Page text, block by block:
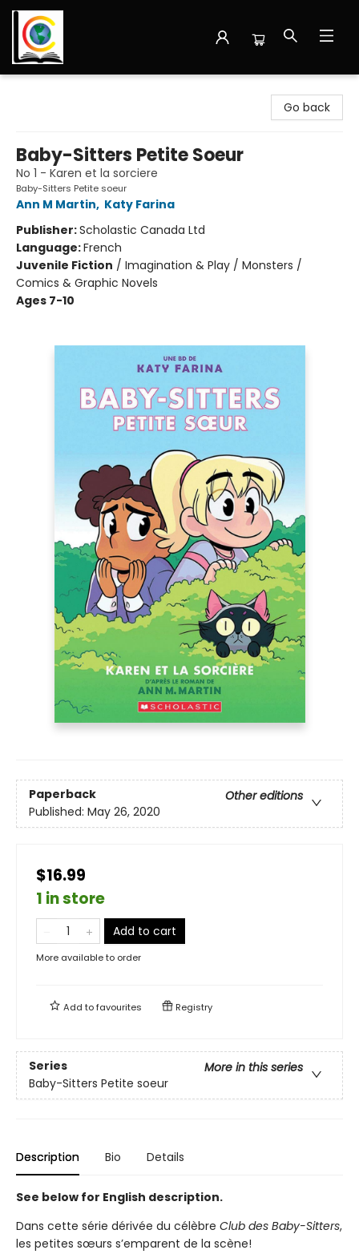
Go back
Baby-Sitters Petite Soeur
No 1 - Karen et la sorciere
Baby-Sitters Petite soeur
Ann M Martin, Katy Farina
Publisher:Scholastic Canada Ltd
Language:French
Juvenile Fiction / Imagination & Play / Monsters /
Comics & Graphic Novels
Ages 7-10
Paperback
Other editions
Published: May 26, 2020
$16.99
1 in store
Add to cart
More available to order
Add tofavourites Registry
Series
More in this series
Baby-Sitters Petite soeur
Description Bio Details
See below for English description.
Dans cette série dérivée du célèbre Club des Baby-Sitters,
les petites sœurs s’emparent de la scène!